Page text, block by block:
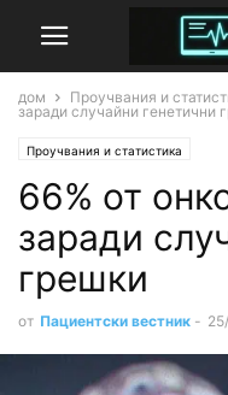
дом Проучвания и
заради случайни генетични
Проучвания и статистика
66% от
заради
грешки
от Пациентски вестник -